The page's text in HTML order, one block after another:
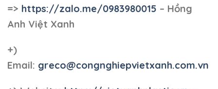
=> https://zalo.me/0983980015 – Hồng
Anh Việt Xanh
+)
Email: greco@congnghiepvietxanh.com.vn